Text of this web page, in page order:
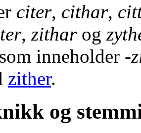
citer, cithar,
, zitharog
inneholder -
zither.
og